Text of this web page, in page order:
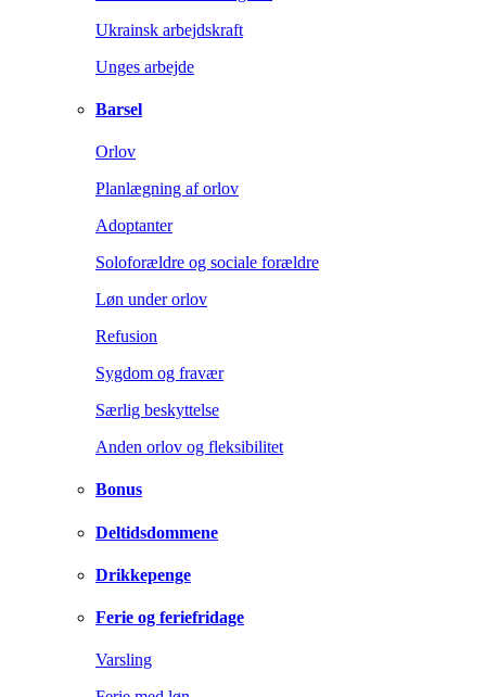
Ukrainsk arbejdskraft
Unges arbejde
Barsel
Orlov
Planlægning af orlov
Adoptanter
Soloforældre og sociale forældre
Løn under orlov
Refusion
Sygdom og fravær
Særlig beskyttelse
Anden orlov og fleksibilitet
Bonus
Deltidsdommene
Drikkepenge
Ferie og feriefridage
Varsling